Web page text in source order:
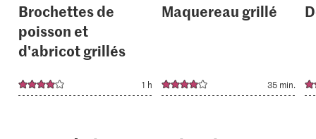
Brochettes de
poisson et
d'abricot grillés
1 h
Maquereau grillé
35 min.